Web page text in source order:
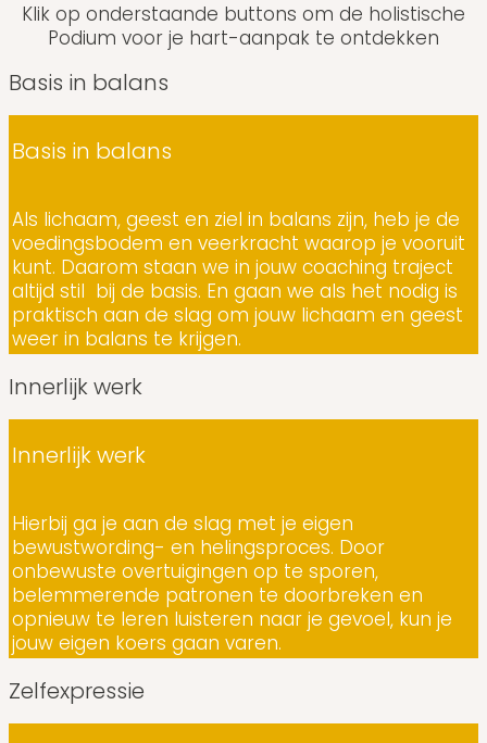
Klik op onderstaande buttons om de holistische
Podium voor je hart-aanpak te ontdekken
Basis in balans
Basis in balans
Als lichaam, geest en ziel in balans zijn, heb je de
voedingsbodem en veerkracht waarop je vooruit
kunt. Daarom staan we in jouw coaching traject
altijd stil bij de basis. En gaan we als het nodig is
praktisch aan de slag om jouw lichaam en geest
weer in balans te krijgen.
Innerlijk werk
Innerlijk werk
Hierbij ga je aan de slag met je eigen
bewustwording- en helingsproces. Door
onbewuste overtuigingen op te sporen,
belemmerende patronen te doorbreken en
opnieuw te leren luisteren naar je gevoel, kun je
jouw eigen koers gaan varen.
Zelfexpressie